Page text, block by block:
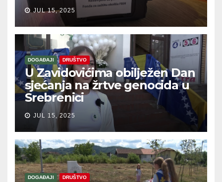
JUL 15, 2025
DOGAĐAJI DRUŠTVO
U Zavidovićima obilježen Dan
sjećanja na žrtve genocida u
Srebrenici
JUL 15, 2025
DOGAĐAJI DRUŠTVO